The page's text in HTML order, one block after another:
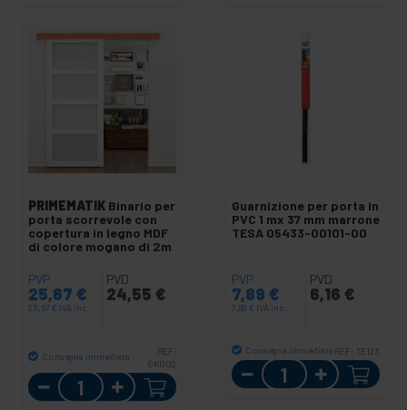
PRIMEMATIK Binario per
porta scorrevole con
copertura in legno MDF
di colore mogano di 2m
PVP
25,67 €
25,67 € IVA inc.
PVD
24,55 €
Consegna immediata
REF:
GK002
Quantità
Guarnizione per porta in
PVC 1 mx 37 mm marrone
TESA ‎05433-00101-00
PVP
7,89 €
7,89 € IVA inc.
PVD
6,16 €
Consegna immediata REF: TE123
Quantità